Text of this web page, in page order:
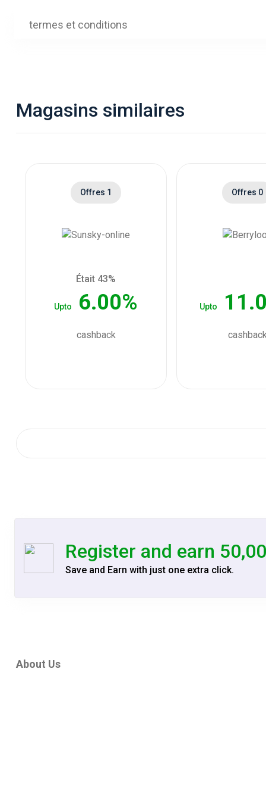
termes et conditions
Magasins similaires
Offres 1
Était 43%
Upto 6.00%
cashback
Offres 0
Upto
Register and earn
Save and Earn with just one extra click.
About Us